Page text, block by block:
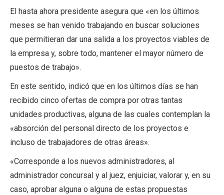
El hasta ahora presidente asegura que «en los últimos
meses se han venido trabajando en buscar soluciones
que permitieran dar una salida a los proyectos viables de
la empresa y, sobre todo, mantener el mayor número de
puestos de trabajo».
En este sentido, indicó que en los últimos días se han
recibido cinco ofertas de compra por otras tantas
unidades productivas, alguna de las cuales contemplan la
«absorción del personal directo de los proyectos e
incluso de trabajadores de otras áreas».
«Corresponde a los nuevos administradores, al
administrador concursal y al juez, enjuiciar, valorar y, en su
caso, aprobar alguna o alguna de estas propuestas